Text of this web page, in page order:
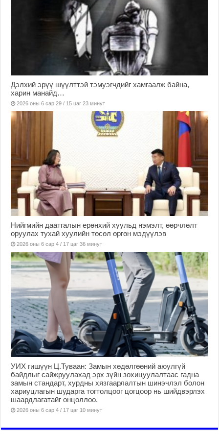
Дэлхий эрүү шүүлттэй тэмуэгчдийг хамгаалж байна,
харин манайд…
2026 оны 6 сар 29 / 15 цаг 23 минут
Нийгмийн даатгалын ерөнхий хуульд нэмэлт, өөрчлөлт
оруулах тухай хуулийн төсөл өргөн мэдүүлэв
2026 оны 6 сар 4 / 17 цаг 36 минут
УИХ гишүүн Ц.Туваан: Замын хөдөлгөөний аюулгүй
байдлыг сайжруулахад эрх зүйн зохицуулалтаас гадна
замын стандарт, хурдны хязгаарлалтын шинэчлэл болон
хариуцлагын шударга тогтолцоог цогцоор нь шийдвэрлэх
шаардлагатайг онцоллоо.
2026 оны 6 сар 4 / 17 цаг 10 минут